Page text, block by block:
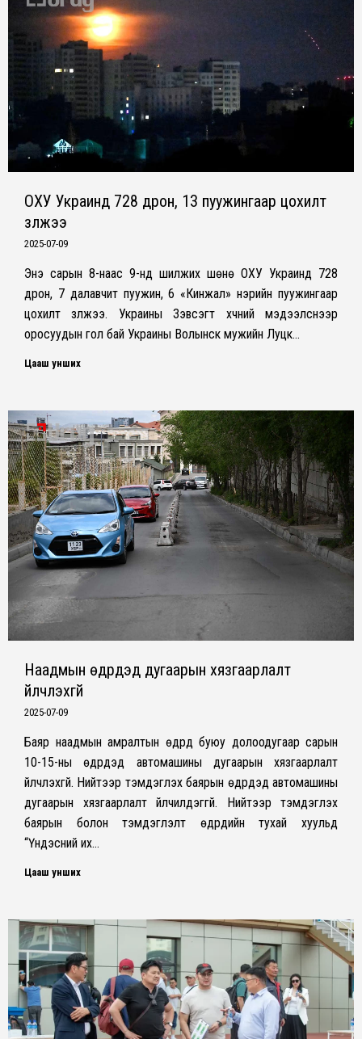
ОХУ Украинд 728 дрон, 13 пуужингаар цохилт
үзүүлжээ
2025-07-09
Энэ сарын 8-наас 9-нд шилжих шөнө ОХУ Украинд 728
дрон, 7 далавчит пуужин, 6 «Кинжал» нэрийн пуужингаар
цохилт үзүүлжээ. Украины Зэвсэгт хүчний мэдээлснээр
оросуудын гол бай Украины Волынск мужийн Луцк…
Цааш унших
Наадмын өдрүүдэд дугаарын хязгаарлалт
үйлчлэхгүй
2025-07-09
Баяр наадмын амралтын өдрүүд буюу долоодугаар сарын
10-15-ны өдрүүдэд автомашины дугаарын хязгаарлалт
үйлчлэхгүй. Нийтээр тэмдэглэх баярын өдрүүдэд автомашины
дугаарын хязгаарлалт үйлчилдэггүй. Нийтээр тэмдэглэх
баярын болон тэмдэглэлт өдрүүдийн тухай хуульд
“Үндэсний их…
Цааш унших